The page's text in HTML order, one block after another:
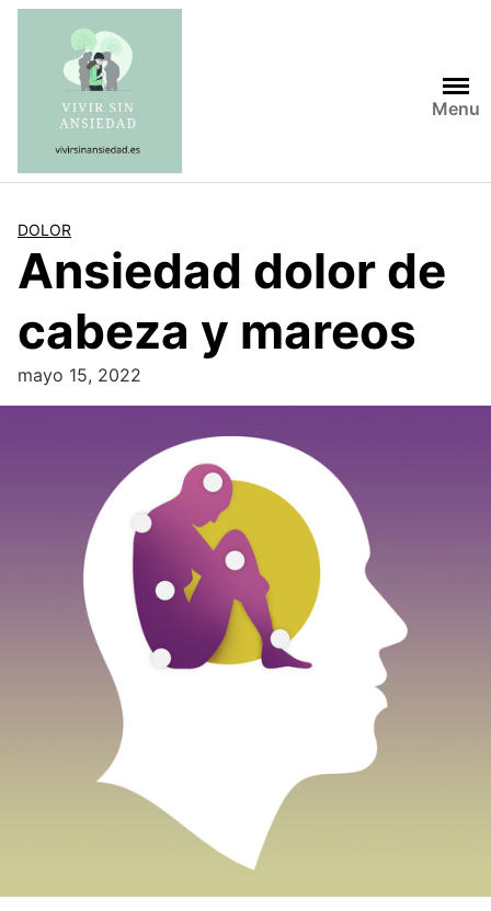
Saltar
contenido
Menu
DOLOR
Ansiedad dolor de
cabeza y mareos
mayo 15, 2022